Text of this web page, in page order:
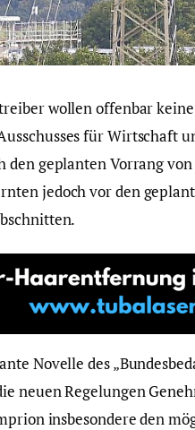
wollen offenbar
für Wirtschaft
den geplanten Vorrang
jedoch vor den
Novelle des
neuen Regelungen
insbesondere den